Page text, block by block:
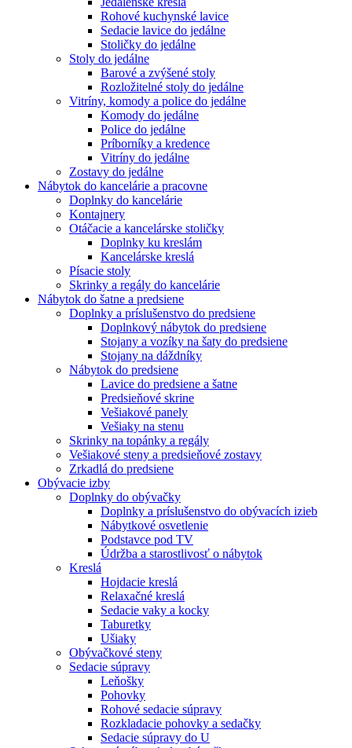
Rohové kuchynské lavice
Sedacie lavice do jedálne
Stoličky do jedálne
Stoly do jedálne
Barové a zvýšené stoly
Rozložitelné stoly do jedálne
Vitríny, komody a police do jedálne
Komody do jedálne
Police do jedálne
Príborníky a kredence
Vitríny do jedálne
Zostavy do jedálne
Nábytok do kancelárie a pracovne
Doplnky do kancelárie
Kontajnery
Otáčacie a kancelárske stoličky
Doplnky ku kreslám
Kancelárske kreslá
Písacie stoly
Skrinky a regály do kancelárie
Nábytok do šatne a predsiene
Doplnky a príslušenstvo do predsiene
Doplnkový nábytok do predsiene
Stojany a vozíky na šaty do predsiene
Stojany na dáždníky
Nábytok do predsiene
Lavice do predsiene a šatne
Predsieňové skrine
Vešiakové panely
Vešiaky na stenu
Skrinky na topánky a regály
Vešiakové steny a predsieňové zostavy
Zrkadlá do predsiene
Obývacie izby
Doplnky do obývačky
Doplnky a príslušenstvo do obývacích izieb
Nábytkové osvetlenie
Podstavce pod TV
Údržba a starostlivosť o nábytok
Kreslá
Hojdacie kreslá
Relaxačné kreslá
Sedacie vaky a kocky
Taburetky
Ušiaky
Obývačkové steny
Sedacie súpravy
Leňošky
Pohovky
Rohové sedacie súpravy
Rozkladacie pohovky a sedačky
Sedacie súpravy do U